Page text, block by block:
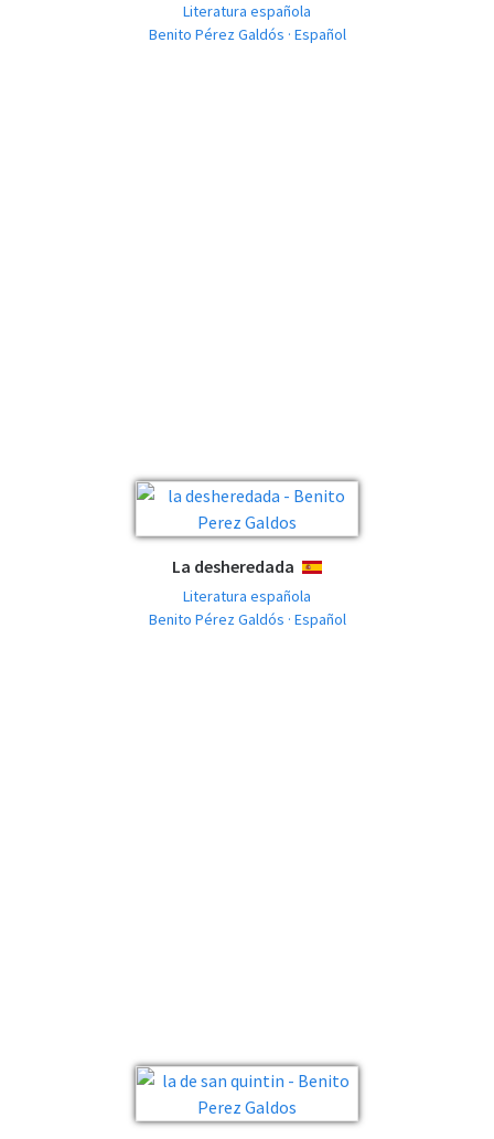
Literatura española
Benito Pérez Galdós · Español
La desheredada ESPAÑOL
Literatura española
Benito Pérez Galdós · Español